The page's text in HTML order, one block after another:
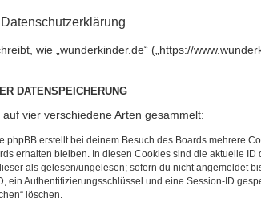
wie „wunderkinder.de“ („https://
DATENSPEICHERUNG
vier verschiedene Arten gesammelt:
phpBB erstellt bei deinem Besuch des Boards mehrere
erhalten bleiben. In diesen Cookies sind die aktuelle
als gelesen/ungelesen; sofern du nicht angemeldet
ein Authentifizierungsschlüssel und eine Session-ID
löschen.